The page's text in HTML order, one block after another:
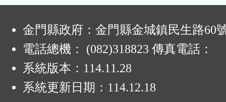
金門縣政府：金門縣金城鎮民生路60
電話總機： (082)318823 傳真電話：
系統版本： 114.11.28
系統更新日期： 114.12.18